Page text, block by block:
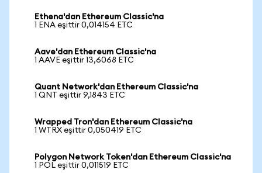
Ethena'dan Ethereum Classic'na
1 ENA eşittir 0,014154 ETC
Aave'dan Ethereum Classic'na
1 AAVE eşittir 13,6068 ETC
Quant Network'dan Ethereum Classic'na
1 QNT eşittir 9,1843 ETC
Wrapped Tron'dan Ethereum Classic'na
1 WTRX eşittir 0,050419 ETC
Polygon Network Token'dan Ethereum Classic'na
1 POL eşittir 0,011519 ETC